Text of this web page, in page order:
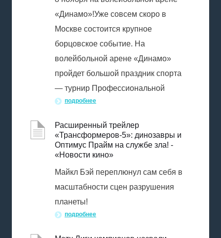
«Динамо»!Уже совсем скоро в
Москве состоится крупное
борцовское событие. На
волейбольной арене «Динамо»
пройдет большой праздник спорта
— турнир Профессиональной
подробнее
Расширенный трейлер
«Трансформеров-5»: динозавры и
Оптимус Прайм на службе зла! -
«Новости кино»
Майкл Бэй переплюнул сам себя в
масштабности сцен разрушения
планеты!
подробнее